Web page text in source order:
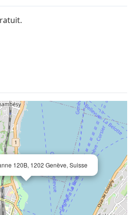
120B, 1202 Genève, Suisse